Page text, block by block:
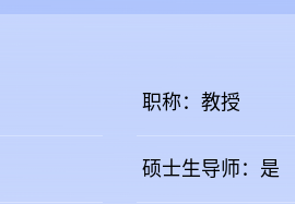
职称：教授
硕士生导师：是